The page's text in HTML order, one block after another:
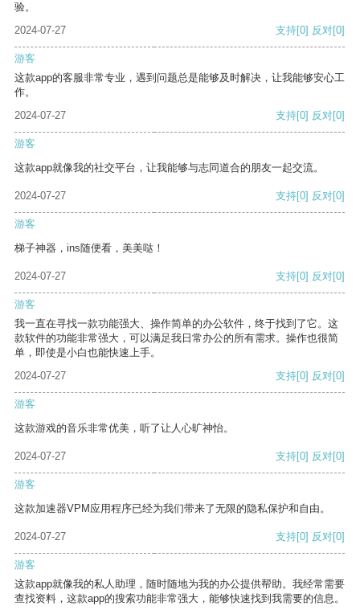
验。
2024-07-27
支持[0] 反对[0]
游客
这款app的客服非常专业，遇到问题总是能够及时解决，让我能够安心工
作。
2024-07-27
支持[0] 反对[0]
游客
这款app就像我的社交平台，让我能够与志同道合的朋友一起交流。
2024-07-27 支持[0] 反对[0]
游客
梯子神器，ins随便看，美美哒！
2024-07-27 支持[0] 反对[0]
游客
我一直在寻找一款功能强大、操作简单的办公软件，终于找到了它。这
款软件的功能非常强大，可以满足我日常办公的所有需求。操作也很简
单，即使是小白也能快速上手。
2024-07-27
支持[0] 反对[0]
游客
这款游戏的音乐非常优美，听了让人心旷神怡。
2024-07-27 支持[0] 反对[0]
游客
这款加速器VPM应用程序已经为我们带来了无限的隐私保护和自由。
2024-07-27 支持[0] 反对[0]
游客
这款app就像我的私人助理，随时随地为我的办公提供帮助。我经常需要
查找资料，这款app的搜索功能非常强大，能够快速找到我需要的信息。